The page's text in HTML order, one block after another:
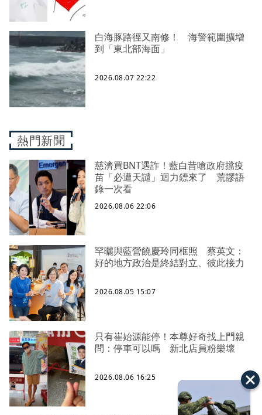
白海豚路徑又南修！ 海警範圍擴增
到「東北部海面」
2026.08.07 22:22
熱門新聞
慈濟買BNT遇詐！藍白昔嗆政府擋疫
苗「必遭天譴」迴力鏢來了 荒謬語
錄一次看
2026.08.06 22:06
罕曬與藍營饒慶玲同框照 蔡英文：
好的地方政治是終結對立、彼此接力
2026.08.05 15:07
只有崔始源能停！本尊好奇找上門親
問：停車可以嗎 新北店員粉樂壞
2026.08.06 16:25